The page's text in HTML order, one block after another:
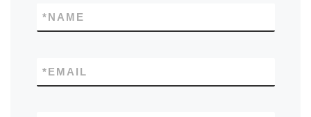
NAME
*
EMAIL
*